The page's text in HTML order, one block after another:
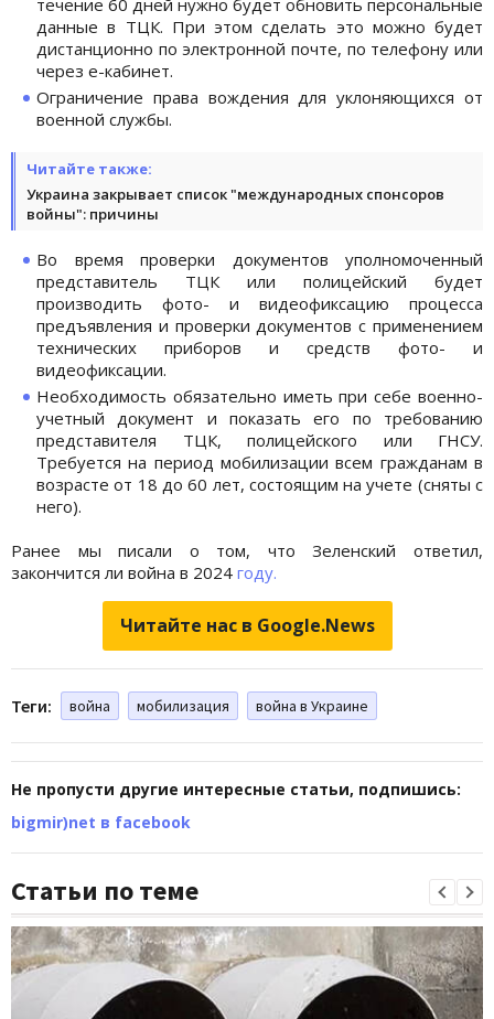
данные в ТЦК. При этом сделать это можно будет
дистанционно по электронной почте, по телефону или
через е-кабинет.
Ограничение права вождения для уклоняющихся от
военной службы.
Читайте также:
Украина закрывает список "международных спонсоров
войны": причины
Во время проверки документов уполномоченный
представитель ТЦК или полицейский будет
производить фото- и видеофиксацию процесса
предъявления и проверки документов с применением
технических приборов и средств фото- и
видеофиксации.
Необходимость обязательно иметь при себе военно-
учетный документ и показать его по требованию
представителя ТЦК, полицейского или ГНСУ.
Требуется на период мобилизации всем гражданам в
возрасте от 18 до 60 лет, состоящим на учете (сняты с
него).
Ранее мы писали о том, что Зеленский ответил,
закончится ли война в 2024 году.
Читайте нас в Google.News
Теги: война мобилизация война в Украине
Не пропусти другие интересные статьи, подпишись:
bigmir)net в facebook
Статьи по теме